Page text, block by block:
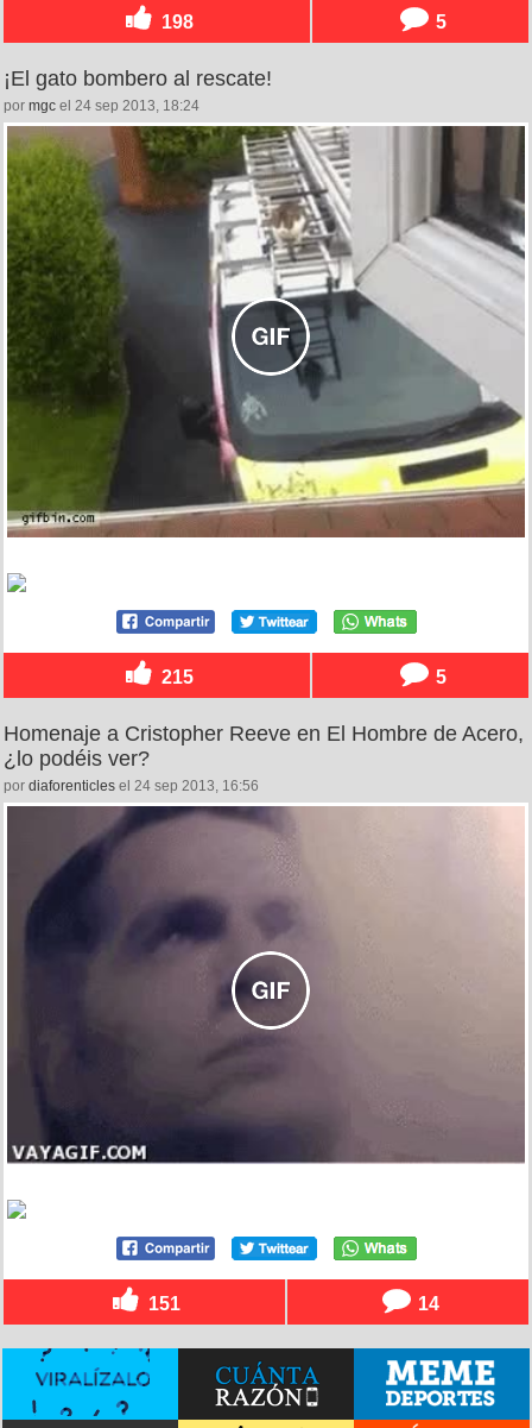
198 5
¡El gato bombero al rescate!
por mgc el 24 sep 2013, 18:24
215 5
Homenaje a Cristopher Reeve en El Hombre de Acero,
¿lo podéis ver?
por diaforenticles el 24 sep 2013, 16:56
151 14